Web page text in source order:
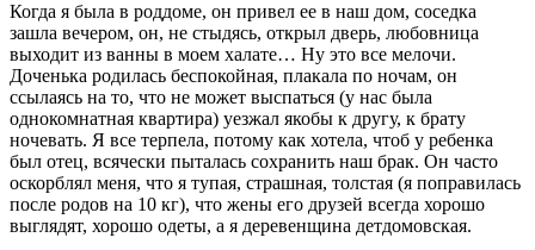
Когда я была в роддоме, он привел ее в наш дом, соседка
зашла вечером, он, не стыдясь, открыл дверь, любовница
выходит из ванны в моем халате… Ну это все мелочи.
Доченька родилась беспокойная, плакала по ночам, он
ссылаясь на то, что не может выспаться (у нас была
однокомнатная квартира) уезжал якобы к другу, к брату
ночевать. Я все терпела, потому как хотела, чтоб у ребенка
был отец, всячески пыталась сохранить наш брак. Он часто
оскорблял меня, что я тупая, страшная, толстая (я поправилась
после родов на 10 кг), что жены его друзей всегда хорошо
выглядят, хорошо одеты, а я деревенщина детдомовская.